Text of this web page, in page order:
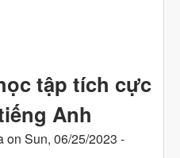
tập tích cực
Anh
on Sun, 06/25/2023 -